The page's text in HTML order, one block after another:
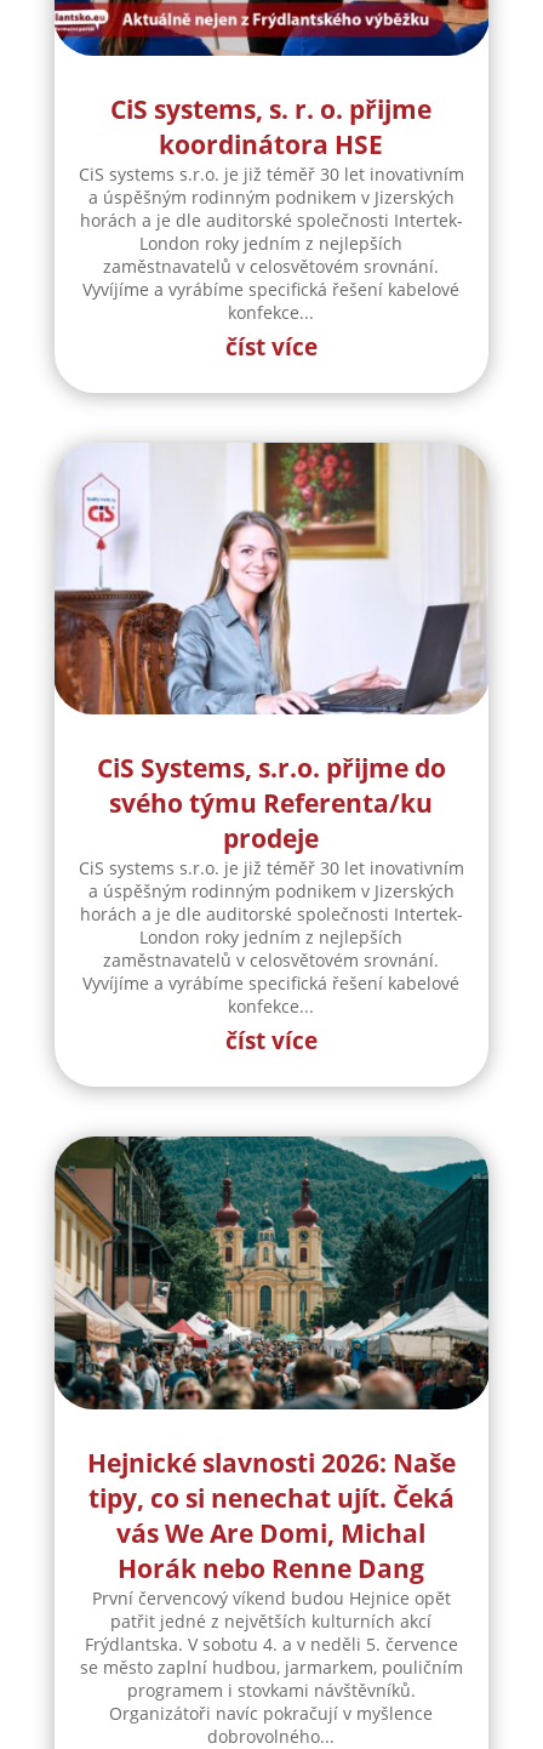
CiS systems, s. r. o. přijme
koordinátora HSE
CiS systems s.r.o. je již téměř 30 let inovativním
a úspěšným rodinným podnikem v Jizerských
horách a je dle auditorské společnosti Intertek-
London roky jedním z nejlepších
zaměstnavatelů v celosvětovém srovnání.
Vyvíjíme a vyrábíme specifická řešení kabelové
konfekce...
číst více
CiS Systems, s.r.o. přijme do
svého týmu Referenta/ku
prodeje
CiS systems s.r.o. je již téměř 30 let inovativním
a úspěšným rodinným podnikem v Jizerských
horách a je dle auditorské společnosti Intertek-
London roky jedním z nejlepších
zaměstnavatelů v celosvětovém srovnání.
Vyvíjíme a vyrábíme specifická řešení kabelové
konfekce...
číst více
Hejnické slavnosti 2026: Naše
tipy, co si nenechat ujít. Čeká
vás We Are Domi, Michal
Horák nebo Renne Dang
První červencový víkend budou Hejnice opět
patřit jedné z největších kulturních akcí
Frýdlantska. V sobotu 4. a v neděli 5. července
se město zaplní hudbou, jarmarkem, pouličním
programem i stovkami návštěvníků.
Organizátoři navíc pokračují v myšlence
dobrovolného...